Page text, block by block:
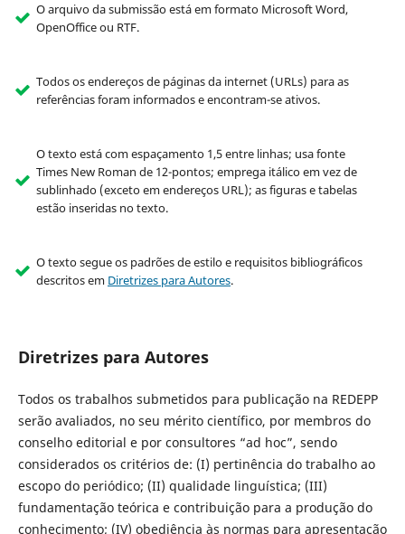
O arquivo da submissão está em formato Microsoft Word,
OpenOffice ou RTF.
Todos os endereços de páginas da internet (URLs) para as
referências foram informados e encontram-se ativos.
O texto está com espaçamento 1,5 entre linhas; usa fonte
Times New Roman de 12-pontos; emprega itálico em vez de
sublinhado (exceto em endereços URL); as figuras e tabelas
estão inseridas no texto.
O texto segue os padrões de estilo e requisitos bibliográficos
descritos em Diretrizes para Autores.
Diretrizes para Autores
Todos os trabalhos submetidos para publicação na REDEPP
serão avaliados, no seu mérito científico, por membros do
conselho editorial e por consultores “ad hoc”, sendo
considerados os critérios de: (I) pertinência do trabalho ao
escopo do periódico; (II) qualidade linguística; (III)
fundamentação teórica e contribuição para a produção do
conhecimento; (IV) obediência às normas para apresentação